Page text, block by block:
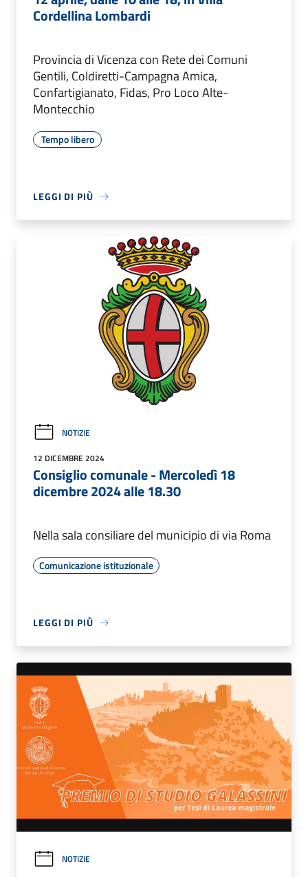
Cordellina Lombardi
Provincia di Vicenza con Rete dei Comuni
Gentili, Coldiretti-Campagna Amica,
Confartigianato, Fidas, Pro Loco Alte-
Montecchio
Tempo libero
LEGGI DI PIÙ
NOTIZIE
12 DICEMBRE 2024
Consiglio comunale - Mercoledì 18
dicembre 2024 alle 18.30
Nella sala consiliare del municipio di via Roma
Comunicazione istituzionale
LEGGI DI PIÙ
NOTIZIE